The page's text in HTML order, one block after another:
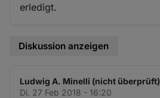
erledigt.
Diskussion anzeigen
Ludwig A. Minelli (nicht überprüft)
Di. 27 Feb 2018 - 16:20